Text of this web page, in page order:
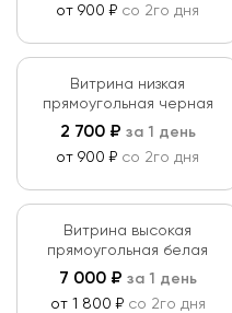
от 900 ₽ со 2го дня
Витрина низкая
прямоугольная черная
2 700₽ за 1 день
от 900 ₽ со 2го дня
Витрина высокая
прямоугольная белая
7 000₽ за 1 день
от 1 800 ₽ со 2го дня